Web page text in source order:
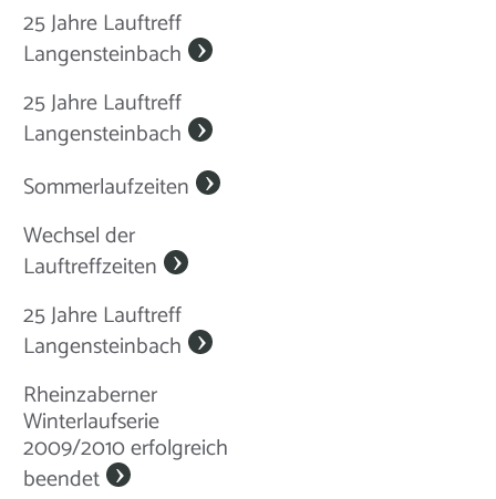
25 Jahre Lauftreff
Langensteinbach
25 Jahre Lauftreff
Langensteinbach
Sommerlaufzeiten
Wechsel der
Lauftreffzeiten
25 Jahre Lauftreff
Langensteinbach
Rheinzaberner
Winterlaufserie
2009/2010 erfolgreich
beendet